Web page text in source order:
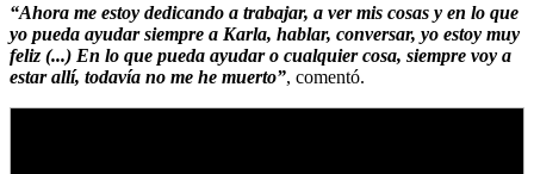
“Ahora me estoy dedicando a trabajar, a ver mis cosas y en lo que
yo pueda ayudar siempre a Karla, hablar, conversar, yo estoy muy
feliz (...) En lo que pueda ayudar o cualquier cosa, siempre voy a
estar allí, todavía no me he muerto”, comentó.